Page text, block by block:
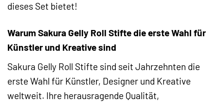
dieses Set bietet!
Warum Sakura Gelly Roll Stifte die erste Wahl für
Künstler und Kreative sind
Sakura Gelly Roll Stifte sind seit Jahrzehnten die
erste Wahl für Künstler, Designer und Kreative
weltweit. Ihre herausragende Qualität,